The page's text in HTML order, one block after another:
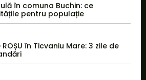
în comuna Buchin: ce
pentru populație
în Ticvaniu Mare: 3 zile de